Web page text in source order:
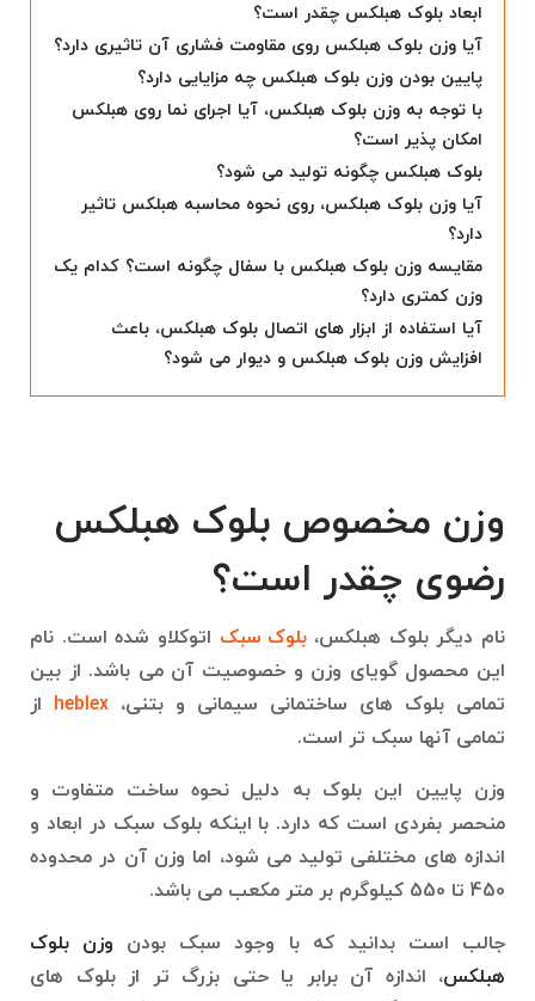
ابعاد بلوک هبلکس چقدر است؟
آیا وزن بلوک هبلکس روی مقاومت فشاری آن تاثیری دارد؟
پایین بودن وزن بلوک هبلکس چه مزایایی دارد؟
با توجه به وزن بلوک هبلکس، آیا اجرای نما روی هبلکس
امکان پذیر است؟
بلوک هبلکس چگونه تولید می شود؟
آیا وزن بلوک هبلکس، روی نحوه محاسبه هبلکس تاثیر
دارد؟
مقایسه وزن بلوک هبلکس با سفال چگونه است؟ کدام یک
وزن کمتری دارد؟
آیا استفاده از ابزار های اتصال بلوک هبلکس، باعث
افزایش وزن بلوک هبلکس و دیوار می شود؟
وزن مخصوص بلوک هبلکس
رضوی چقدر است؟
نام دیگر بلوک هبلکس،بلوک سبک اتوکلاو شده است. نام
این محصول گویای وزن و خصوصیت آن می باشد. از بین
تمامی بلوک های ساختمانی سیمانی و بتنی، heblex از
تمامی آنها سبک تر است.
وزن پایین این بلوک به دلیل نحوه ساخت متفاوت و
منحصر بفردی است که دارد. با اینکه بلوک سبک در ابعاد و
اندازه های مختلفی تولید می شود، اما وزن آن در محدوده
450 تا 550 کیلوگرم بر متر مکعب می باشد.
جالب است بدانید که با وجود سبک بودن وزن بلوک
هبلکس، اندازه آن برابر یا حتی بزرگ تر از بلوک های